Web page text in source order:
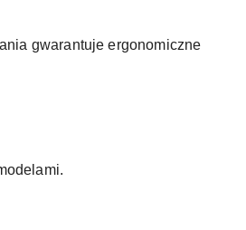
gwarantuje ergonomiczne